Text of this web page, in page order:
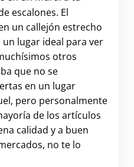
escalones. El
un callejón estrecho
lugar ideal para ver
otros
que no se
en un lugar
pero personalmente
de los artículos
calidad y a buen
no te lo